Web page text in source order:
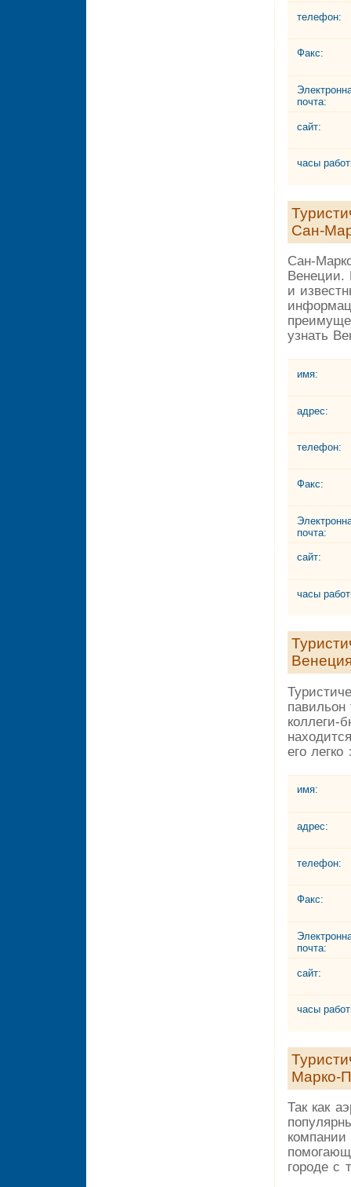
телефон:
Факс:
почта:
сайт:
часы
Сан-
Сан-
Венеции.
и
узнать
имя:
адрес:
телефон:
Факс:
почта:
сайт:
часы
павильон
коллеги-
его легко
имя:
адрес:
телефон:
Факс:
почта:
сайт:
часы
Марко-
Так как
городе с